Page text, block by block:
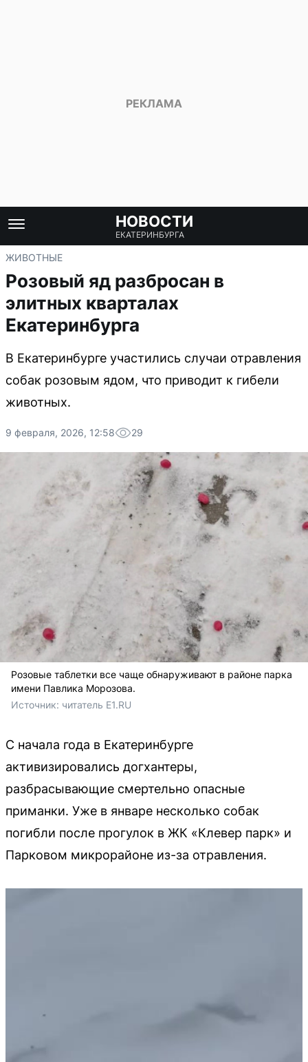
НОВОСТИ
ЕКАТЕРИНБУРГА
ЖИВОТНЫЕ
Розовый яд разбросан в
элитных кварталах
Екатеринбурга
В Екатеринбурге участились случаи отравления
собак розовым ядом, что приводит к гибели
животных.
9 февраля, 2026, 12:58 29
Розовые таблетки все чаще обнаруживают в районе парка
имени Павлика Морозова.
Источник: читатель E1.RU
С начала года в Екатеринбурге
активизировались догхантеры,
разбрасывающие смертельно опасные
приманки. Уже в январе несколько собак
погибли после прогулок в ЖК «Клевер парк» и
Парковом микрорайоне из-за отравления.